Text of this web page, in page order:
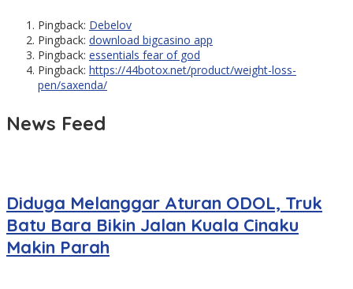
Pingback: Debelov
Pingback: download bigcasino app
Pingback: essentials fear of god
Pingback: https://44botox.net/product/weight-loss-
pen/saxenda/
News Feed
Diduga Melanggar Aturan ODOL, Truk
Batu Bara Bikin Jalan Kuala Cinaku
Makin Parah